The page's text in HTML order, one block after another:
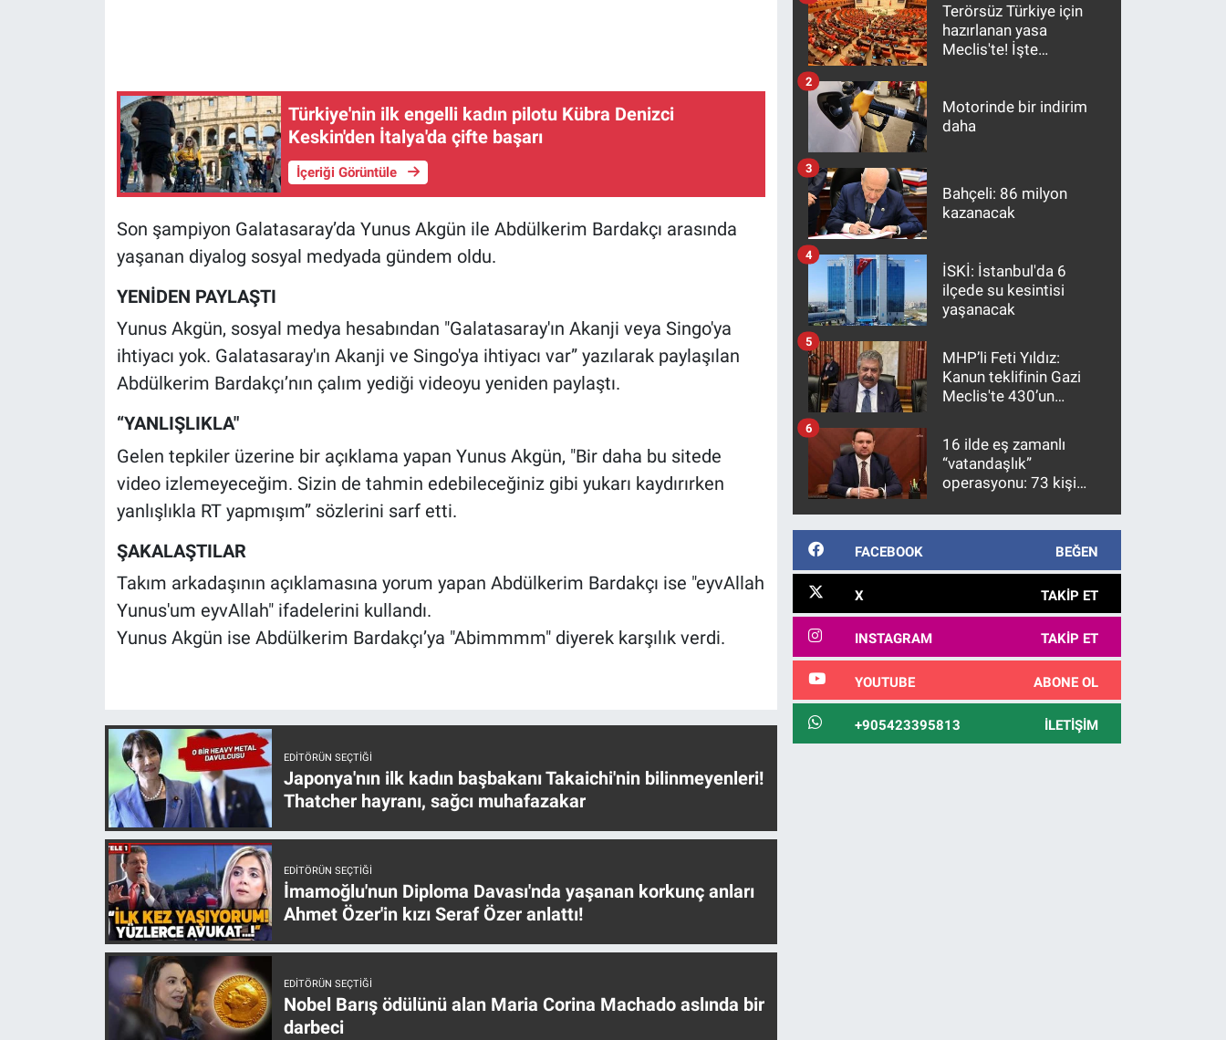
Türkiye'nin ilk engelli kadın pilotu Kübra Denizci
Keskin'den İtalya'da çifte başarı
İçeriği Görüntüle
Son şampiyon Galatasaray’da Yunus Akgün ile Abdülkerim Bardakçı arasında
yaşanan diyalog sosyal medyada gündem oldu.
YENİDEN PAYLAŞTI
Yunus Akgün, sosyal medya hesabından "Galatasaray'ın Akanji veya Singo'ya
ihtiyacı yok. Galatasaray'ın Akanji ve Singo'ya ihtiyacı var” yazılarak paylaşılan
Abdülkerim Bardakçı’nın çalım yediği videoyu yeniden paylaştı.
“YANLIŞLIKLA"
Gelen tepkiler üzerine bir açıklama yapan Yunus Akgün, "Bir daha bu sitede
video izlemeyeceğim. Sizin de tahmin edebileceğiniz gibi yukarı kaydırırken
yanlışlıkla RT yapmışım” sözlerini sarf etti.
ŞAKALAŞTILAR
Takım arkadaşının açıklamasına yorum yapan Abdülkerim Bardakçı ise "eyvAllah
Yunus'um eyvAllah" ifadelerini kullandı.
Yunus Akgün ise Abdülkerim Bardakçı’ya "Abimmmm" diyerek karşılık verdi.
EDITÖRÜN SEÇTIĞI
Japonya'nın ilk kadın başbakanı Takaichi'nin bilinmeyenleri!
Thatcher hayranı, sağcı muhafazakar
EDITÖRÜN SEÇTIĞI
İmamoğlu'nun Diploma Davası'nda yaşanan korkunç anları
Ahmet Özer'in kızı Seraf Özer anlattı!
EDITÖRÜN SEÇTIĞI
Nobel Barış ödülünü alan Maria Corina Machado aslında bir
darbeci
Terörsüz Türkiye için
hazırlanan yasa
Meclis'te! İşte
Motorinde bir indirim
daha
2
Bahçeli: 86 milyon
kazanacak
3
İSKİ: İstanbul'da 6
ilçede su kesintisi
yaşanacak
4
MHP’li Feti Yıldız:
Kanun teklifinin Gazi
Meclis'te 430’un
kanunlaşacağı
görülmektedir
5
16 ilde eş zamanlı
“vatandaşlık”
operasyonu: 73 kişi
6
FACEBOOK BEĞEN
X TAKIP ET
INSTAGRAM TAKIP ET
YOUTUBE ABONE OL
+905423395813 İLETIŞIM
Günün görüntüsü
Kültür Sanat
Programlar
Türkiye'nin Gündemi
Yerel Gündem
Yerel Yaşam
Canlı Yayın